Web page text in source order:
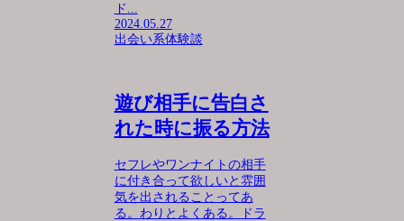
ド...
2024.05.27
出会い系体験談
遊び相手に告白さ
れた時に振る方法
セフレやワンナイトの相手
に付き合って欲しいと雰囲
気を出されることってあ
る。わりとよくある。ドラ